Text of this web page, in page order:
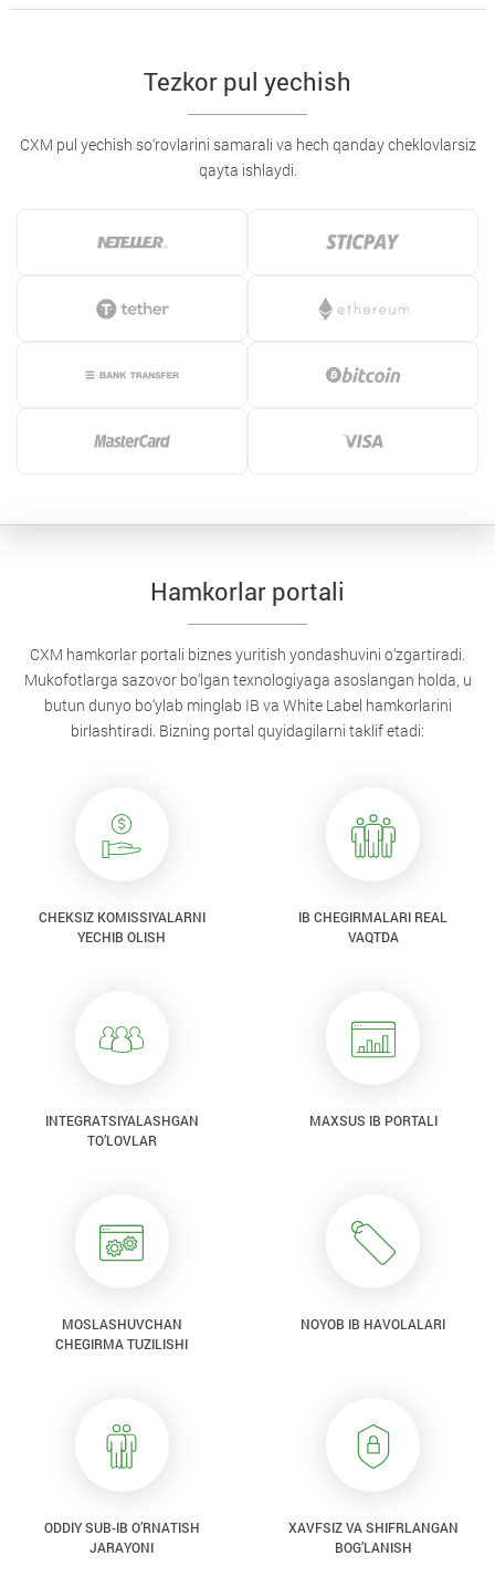
Tezkor pul yechish
CXM pul yechish so‘rovlarini samarali va hech qanday cheklovlarsiz
qayta ishlaydi.
Hamkorlar portali
CXM hamkorlar portali biznes yuritish yondashuvini o‘zgartiradi.
Mukofotlarga sazovor bo‘lgan texnologiyaga asoslangan holda, u
butun dunyo bo‘ylab minglab IB va White Label hamkorlarini
birlashtiradi. Bizning portal quyidagilarni taklif etadi:
CHEKSIZ KOMISSIYALARNI
YECHIB OLISH
IB CHEGIRMALARI REAL
VAQTDA
INTEGRATSIYALASHGAN
TO’LOVLAR
MAXSUS IB PORTALI
MOSLASHUVCHAN
CHEGIRMA TUZILISHI
NOYOB IB HAVOLALARI
ODDIY SUB-IB O’RNATISH
JARAYONI
XAVFSIZ VA SHIFRLANGAN
BOG’LANISH